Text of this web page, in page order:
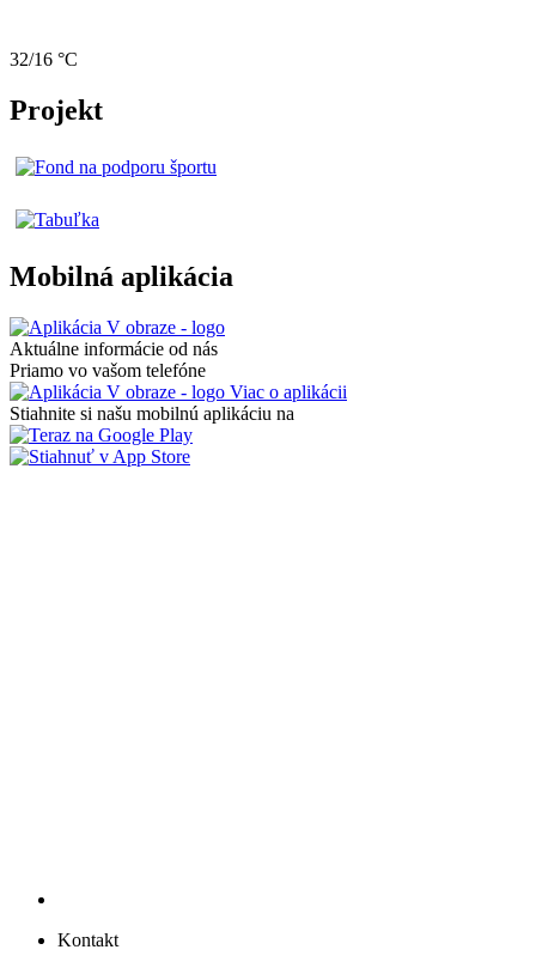
32/16 °C
Projekt
Mobilná aplikácia
Aktuálne informácie od nás
Priamo vo vašom telefóne
Viac o aplikácii
Stiahnite si našu mobilnú aplikáciu na
Kontakt